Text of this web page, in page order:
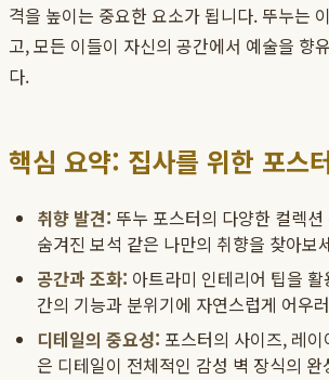
격을 높이는 중요한 요소가 됩니다. 뚜누는
고, 모든 이들이 자신의 공간에서 예술을 향
다.
핵심 요약: 집사를 위한 포스
취향 발견: 뚜누 포스터의 다양한 컬렉
숨겨진 보석 같은 나만의 취향을 찾아보
공간과 조화: 아트라미 인테리어 팁을
간의 기능과 분위기에 자연스럽게 어우
디테일의 중요성: 포스터의 사이즈, 레
은 디테일이 전체적인 감성 벽 장식의